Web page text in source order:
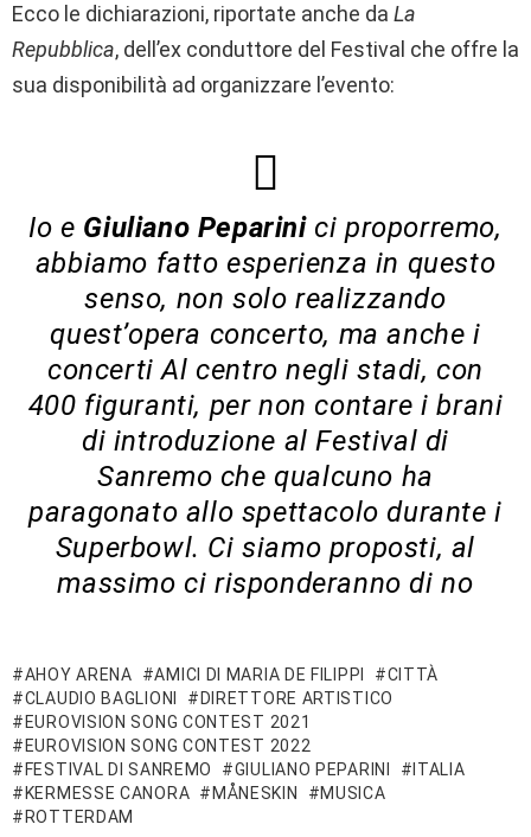
Ecco le dichiarazioni, riportate anche da La
Repubblica, dell’ex conduttore del Festival che offre la
sua disponibilità ad organizzare l’evento:
Io e Giuliano Peparini ci proporremo,
abbiamo fatto esperienza in questo
senso, non solo realizzando
quest’opera concerto, ma anche i
concerti Al centro negli stadi, con
400 figuranti, per non contare i brani
di introduzione al Festival di
Sanremo che qualcuno ha
paragonato allo spettacolo durante i
Superbowl. Ci siamo proposti, al
massimo ci risponderanno di no
AHOY ARENA AMICI DI MARIA DE FILIPPI
CITTÀ
CLAUDIO BAGLIONI
DIRETTORE ARTISTICO
EUROVISION SONG CONTEST 2021
EUROVISION SONG CONTEST 2022
FESTIVAL DI SANREMO
GIULIANO PEPARINI
ITALIA
KERMESSE CANORA
MÅNESKIN
MUSICA
ROTTERDAM